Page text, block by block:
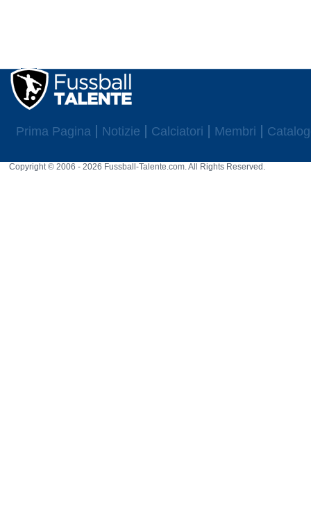
Prima Pagina Notizie Calciatori Membri
Copyright © 2006 - 2026 Fussball-Talente.com. All Rights Reserved.